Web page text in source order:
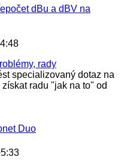
dBu a dBV na
rady
specializovaný dotaz na
radu "jak na to" od
Duo